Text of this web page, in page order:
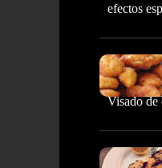
efectos
Visado de